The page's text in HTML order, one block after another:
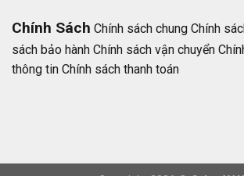
Chính Sách Chính sách chung Chính
sách bảo hành Chính sách vận chuyển
thông tin Chính sách thanh toán